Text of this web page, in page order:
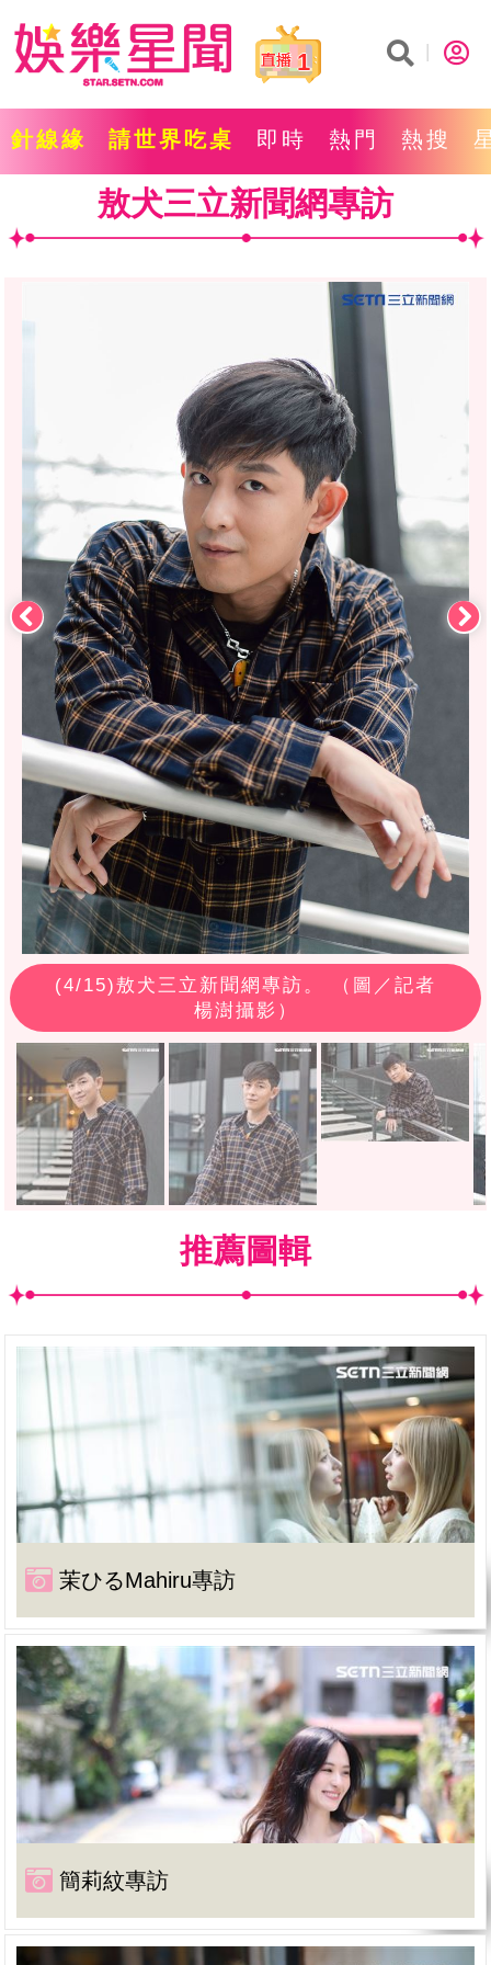
1
針線緣 請世界吃桌 即時 熱門 熱搜
敖犬三立新聞網專訪
(4/15)敖犬三立新聞網專訪。 （圖／記者
楊澍攝影）
推薦圖輯
茉ひるMahiru專訪
簡莉紋專訪